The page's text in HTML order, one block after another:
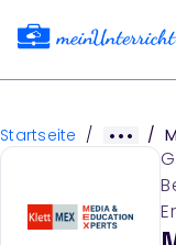
Startseite / /